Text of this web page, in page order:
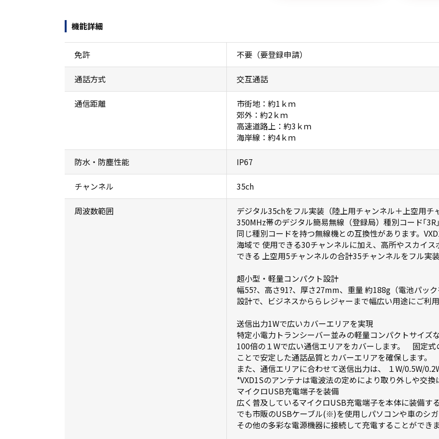
機能詳細
免許 不要（要登録申請）
通話方式 交互通話
通信距離
市街地：約1ｋｍ
郊外：約2ｋｍ
高速道路上：約3ｋｍ
海岸線：約4ｋｍ
防水・防塵性能 IP67
チャンネル 35ch
周波数範囲
デジタル35chをフル実装（陸上用チャンネル＋上空用チ
350MHz帯のデジタル簡易無線（登録局）種別コード｢3R
同じ種別コードを持つ無線機との互換性があります。
海域で 使用できる30チャンネルに加え、高所やスカイ
できる 上空用5チャンネルの合計35チャンネルをフル実装
超小型・軽量コンパクト設計
幅55?、高さ91?、厚さ27mm、重量 約188g（電池パッ
設計で、ビジネスかららレジャーまで幅広い用途にご利
送信出力1Wで広いカバーエリアを実現
特定小電力トランシーバー並みの軽量コンパクトサイズ
100倍の１Wで広い通信エリアをカバーします。 固定式
ことで安定した通話品質とカバーエリアを確保します。
また、通信エリアに合わせて送信出力は、 １W/0.5W/
*VXD1Sのアンテナは電波法の定めにより取り外しや交換
マイクロUSB充電端子を装備
広く普及しているマイクロUSB充電端子を本体に装備す
でも市販のUSBケーブル(※)を使用しパソコンや車のシガ
その他の多彩な電源機器に接続して充電することができま